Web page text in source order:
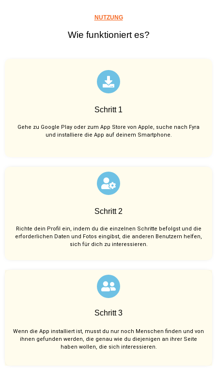
NUTZUNG
Wie funktioniert es?
Schritt 1
Gehe zu Google Play oder zum App Store von Apple, suche nach Fyra
und installiere die App auf deinem Smartphone.
Schritt 2
Richte dein Profil ein, indem du die einzelnen Schritte befolgst und die
erforderlichen Daten und Fotos eingibst, die anderen Benutzern helfen,
sich für dich zu interessieren.
Schritt 3
Wenn die App installiert ist, musst du nur noch Menschen finden und von
ihnen gefunden werden, die genau wie du diejenigen an ihrer Seite
haben wollen, die sich interessieren.